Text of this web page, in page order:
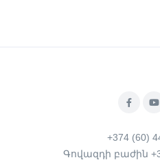
+374 (60)
Գովազդի բաժին